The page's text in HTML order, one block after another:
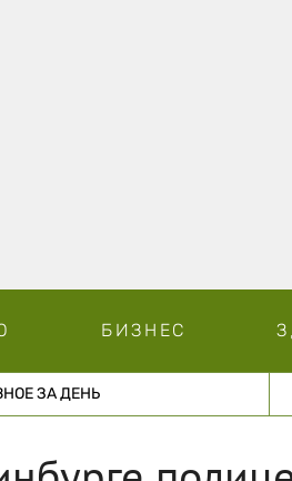
БИЗНЕС
ЗА ДЕНЬ